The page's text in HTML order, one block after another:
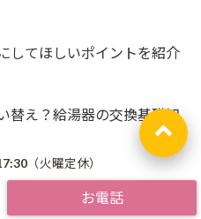
（火曜定休）
してほしいポイントを紹介
替え？給湯器の交換基礎知
お部屋に合った床リフォー